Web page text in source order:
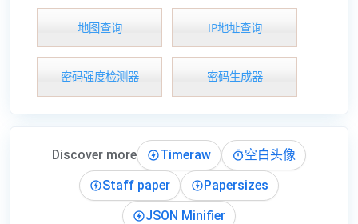
地图查询 IP地址查询
密码强度检测器 密码生成器
Discover more Timeraw
空白头像
Staff paper
Papersizes
JSON Minifier